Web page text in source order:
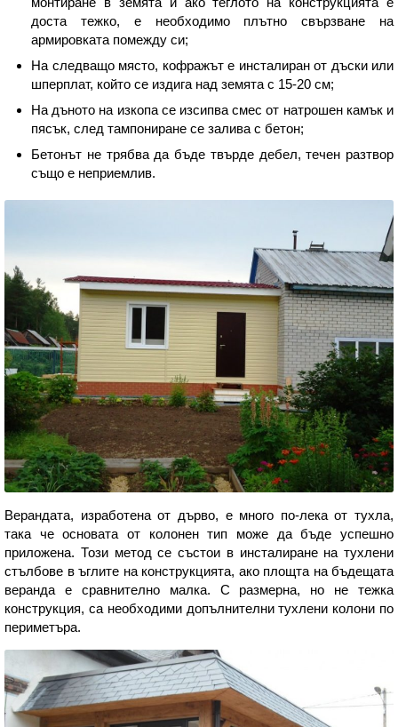
доста тежко, е необходимо плътно свързване на
армировката помежду си;
На следващо място, кофражът е инсталиран от дъски или
шперплат, който се издига над земята с 15-20 см;
На дъното на изкопа се изсипва смес от натрошен камък и
пясък, след тампониране се залива с бетон;
Бетонът не трябва да бъде твърде дебел, течен разтвор
също е неприемлив.
Верандата, изработена от дърво, е много по-лека от тухла,
така че основата от колонен тип може да бъде успешно
приложена. Този метод се състои в инсталиране на тухлени
стълбове в ъглите на конструкцията, ако площта на бъдещата
веранда е сравнително малка. С размерна, но не тежка
конструкция, са необходими допълнителни тухлени колони по
периметъра.